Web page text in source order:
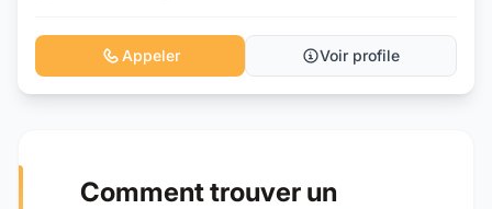
Appeler Voir profile
Comment trouver un